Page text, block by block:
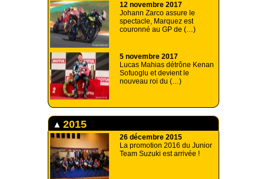
12 novembre 2017
Johann Zarco assure le
spectacle, Marquez est
couronné au GP de (…)
5 novembre 2017
Lucas Mahias détrône Kenan
Sofuoglu et devient le
nouveau roi du (…)
2015
26 décembre 2015
La promotion 2016 du Junior
Team Suzuki est arrivée !